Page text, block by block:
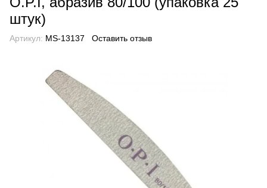
штук)
Артикул: MS-13137 Оставить отзыв